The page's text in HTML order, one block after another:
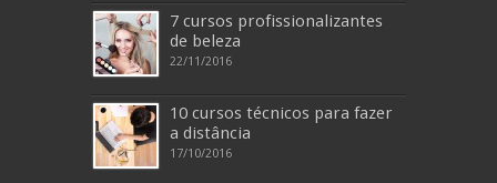
7 cursos profissionalizantes
de beleza
22/11/2016
10 cursos técnicos para fazer
a distância
17/10/2016